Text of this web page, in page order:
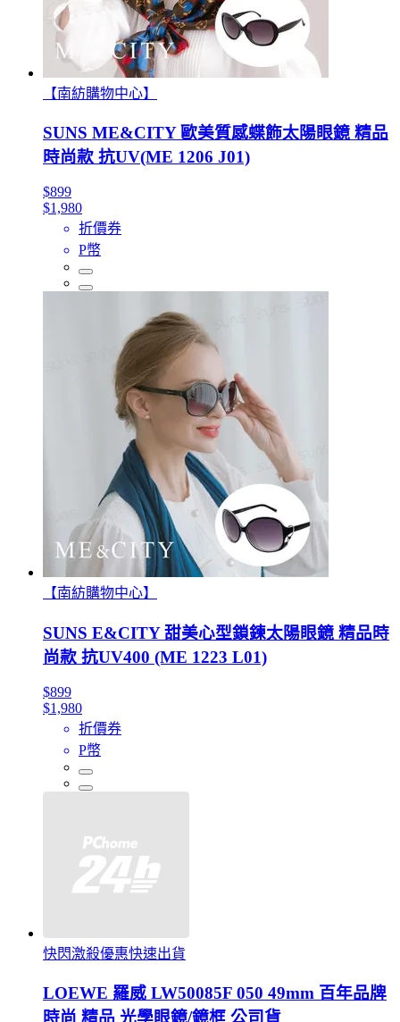
【南紡購物中心】
SUNS ME&CITY 歐美質感蝶飾太陽眼鏡 精品
時尚款 抗UV(ME 1206 J01)
$899
$1,980
折價券
P幣
【南紡購物中心】
SUNS E&CITY 甜美心型鎖鍊太陽眼鏡 精品時
尚款 抗UV400 (ME 1223 L01)
$899
$1,980
折價券
P幣
快閃激殺優惠快速出貨
LOEWE 羅威 LW50085F 050 49mm 百年品牌
時尚 精品 光學眼鏡/鏡框 公司貨